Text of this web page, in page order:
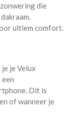
die
ultiem comfort.
je Velux
Dit is
of wanneer je